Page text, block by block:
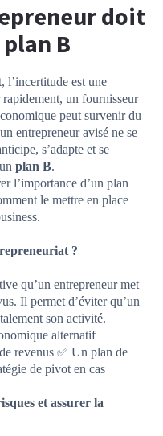
doit
B
l’incertitude est une
un fournisseur
peut survenir du
entrepreneur avisé ne se
s’adapte et se
plan B.
l’importance d’un plan
le mettre en place
?
qu’un entrepreneur met
Il permet d’éviter qu’un
son activité.
alternatif
revenus ✅ Un plan de
de pivot en cas
et assurer la